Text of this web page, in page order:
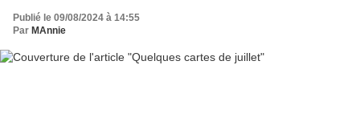
Publié le 09/08/2024 à 14:55
Par MAnnie